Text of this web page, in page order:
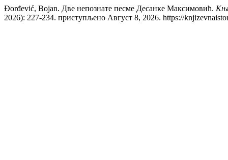
Đorđević, Bojan. Две непознате песме Десанке Максимовић.
2026): 227-234. приступљено Август 8, 2026. https://